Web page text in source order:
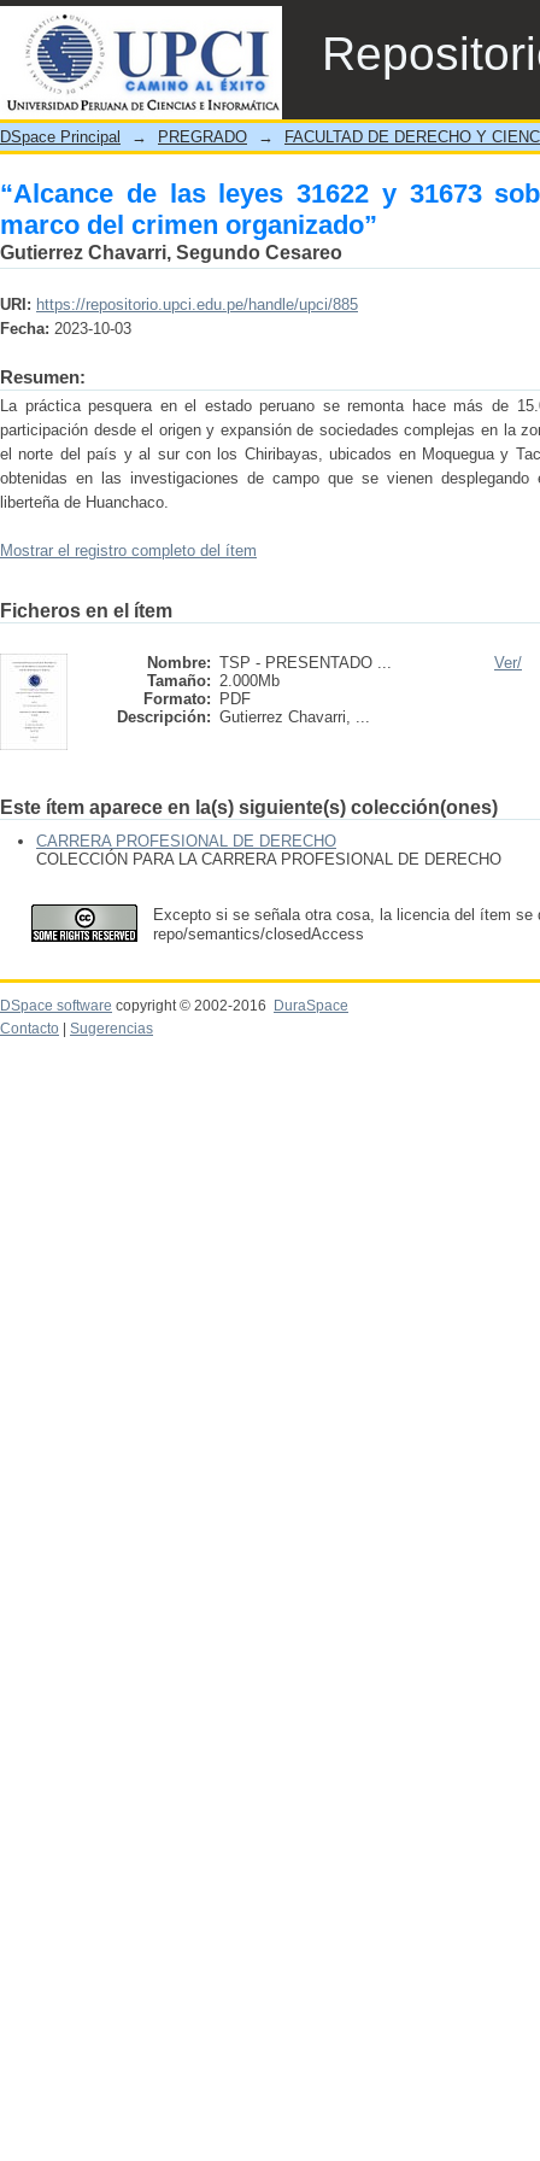
“Alcance de las leyes 31622 y 31673
DSpace Principal → PREGRADO → FACULTAD DE DERECHO Y
“Alcance de las leyes 31622 y 31673
marco del crimen organizado”
Gutierrez Chavarri, Segundo Cesareo
URI: https://repositorio.upci.edu.pe/handle/upci/885
Fecha: 2023-10-03
Resumen:
La práctica pesquera en el estado peruano se remonta hace más de
participación desde el origen y expansión de sociedades complejas en la
el norte del país y al sur con los Chiribayas, ubicados en Moquegua y
obtenidas en las investigaciones de campo que se vienen
liberteña de Huanchaco.
Mostrar el registro completo del ítem
Ficheros en el ítem
Nombre: TSP - PRESENTADO ...
Tamaño: 2.000Mb
Formato:
PDF
Descripción: Gutierrez Chavarri, ...
Ver/
Este ítem aparece en la(s) siguiente(s) colección(ones)
CARRERA PROFESIONAL DE DERECHO
COLECCIÓN PARA LA CARRERA PROFESIONAL DE DERECHO
Excepto si se señala otra cosa, la licencia del ítem se
repo/semantics/closedAccess
DSpace software copyright © 2002-2016
DuraSpace
Contacto
Sugerencias